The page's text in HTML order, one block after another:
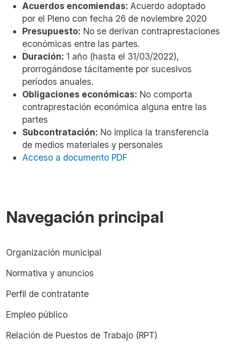
Navegación principal
Organización municipal
Normativa y anuncios
Perfil de contratante
Empleo público
Relación de Puestos de Trabajo (RPT)
Acuerdos encomiendas: Acuerdo adoptado
por el Pleno con fecha 26 de noviembre 2020
Presupuesto: No se derivan contraprestaciones
económicas entre las partes.
Duración: 1 año (hasta el 31/03/2022),
prorrogándose tácitamente por sucesivos
períodos anuales.
Obligaciones económicas: No comporta
contraprestación económica alguna entre las
partes
Subcontratación: No implica la transferencia
de medios materiales y personales
Acceso a documento PDF